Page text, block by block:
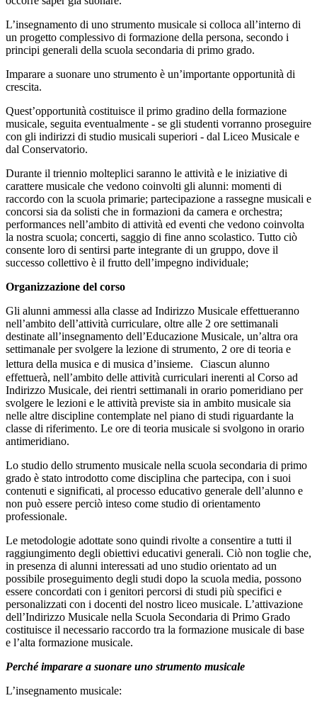
L’insegnamento di uno strumento musicale si colloca all’interno di
un progetto complessivo di formazione della persona, secondo i
principi generali della scuola secondaria di primo grado.
Imparare a suonare uno strumento è un’importante opportunità di
crescita.
Quest’opportunità costituisce il primo gradino della formazione
musicale, seguita eventualmente - se gli studenti vorranno proseguire
con gli indirizzi di studio musicali superiori - dal Liceo Musicale e
dal Conservatorio.
Durante il triennio molteplici saranno le attività e le iniziative di
carattere musicale che vedono coinvolti gli alunni: momenti di
raccordo con la scuola primarie; partecipazione a rassegne musicali e
concorsi sia da solisti che in formazioni da camera e orchestra;
performances nell’ambito di attività ed eventi che vedono coinvolta
la nostra scuola; concerti, saggio di fine anno scolastico. Tutto ciò
consente loro di sentirsi parte integrante di un gruppo, dove il
successo collettivo è il frutto dell’impegno individuale;
Organizzazione del corso
Gli alunni ammessi alla classe ad Indirizzo Musicale effettueranno
nell’ambito dell’attività curriculare, oltre alle 2 ore settimanali
destinate all’insegnamento dell’Educazione Musicale, un’altra ora
settimanale per svolgere la lezione di strumento, 2 ore di teoria e
lettura della musica e di musica d’insieme. Ciascun alunno
effettuerà, nell’ambito delle attività curriculari inerenti al Corso ad
Indirizzo Musicale, dei rientri settimanali in orario pomeridiano per
svolgere le lezioni e le attività previste sia in ambito musicale sia
nelle altre discipline contemplate nel piano di studi riguardante la
classe di riferimento. Le ore di teoria musicale si svolgono in orario
antimeridiano.
Lo studio dello strumento musicale nella scuola secondaria di primo
grado è stato introdotto come disciplina che partecipa, con i suoi
contenuti e significati, al processo educativo generale dell’alunno e
non può essere perciò inteso come studio di orientamento
professionale.
Le metodologie adottate sono quindi rivolte a consentire a tutti il
raggiungimento degli obiettivi educativi generali. Ciò non toglie che,
in presenza di alunni interessati ad uno studio orientato ad un
possibile proseguimento degli studi dopo la scuola media, possono
essere concordati con i genitori percorsi di studi più specifici e
personalizzati con i docenti del nostro liceo musicale. L’attivazione
dell’Indirizzo Musicale nella Scuola Secondaria di Primo Grado
costituisce il necessario raccordo tra la formazione musicale di base
e l’alta formazione musicale.
Perché imparare a suonare uno strumento musicale
L’insegnamento musicale: